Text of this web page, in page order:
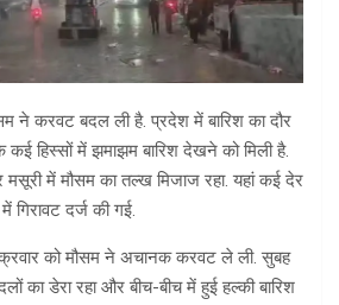
ने करवट बदल ली है. प्रदेश में बारिश का दौर
हिस्सों में झमाझम बारिश देखने को मिली है.
मसूरी में मौसम का तल्ख मिजाज रहा. यहां कई देर
गिरावट दर्ज की गई.
को मौसम ने अचानक करवट ले ली. सुबह
का डेरा रहा और बीच-बीच में हुई हल्की बारिश